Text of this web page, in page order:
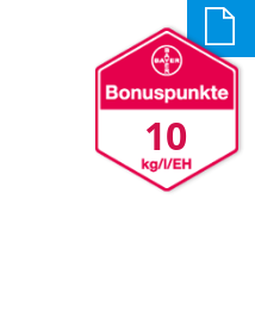
10